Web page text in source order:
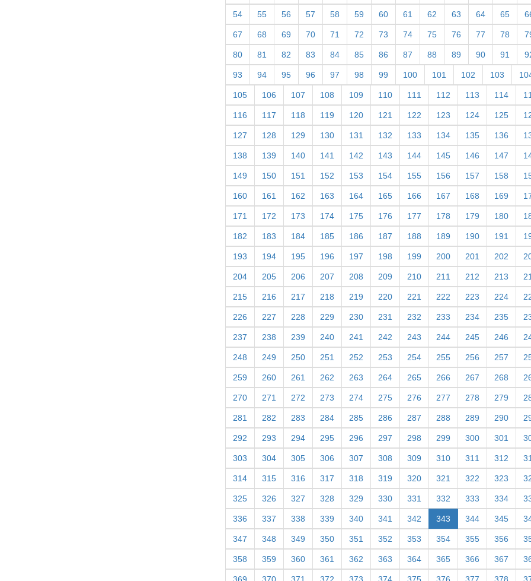
54 55 56 57 58 59 60 61 62 63 64 65
67 68 69 70 71 72 73 74 75 76 77 78
80 81 82 83 84 85 86 87 88 89 90 91
93 94 95 96 97 98 99 100 101 102 103
105 106 107 108 109 110 111 112 113 114
116 117 118 119 120 121 122 123 124 125
127 128 129 130 131 132 133 134 135 136
138 139 140 141 142 143 144 145 146 147
149 150 151 152 153 154 155 156 157 158
160 161 162 163 164 165 166 167 168 169
171 172 173 174 175 176 177 178 179 180
182 183 184 185 186 187 188 189 190 191
193 194 195 196 197 198 199 200 201 202
204 205 206 207 208 209 210 211 212 213
215 216 217 218 219 220 221 222 223 224
226 227 228 229 230 231 232 233 234 235
237 238 239 240 241 242 243 244 245 246
248 249 250 251 252 253 254 255 256 257
259 260 261 262 263 264 265 266 267 268
270 271 272 273 274 275 276 277 278 279
281 282 283 284 285 286 287 288 289 290
292 293 294 295 296 297 298 299 300 301
303 304 305 306 307 308 309 310 311 312
314 315 316 317 318 319 320 321 322 323
325 326 327 328 329 330 331 332 333 334
336 337 338 339 340 341 342 343 344 345
347 348 349 350 351 352 353 354 355 356
358 359 360 361 362 363 364 365 366 367